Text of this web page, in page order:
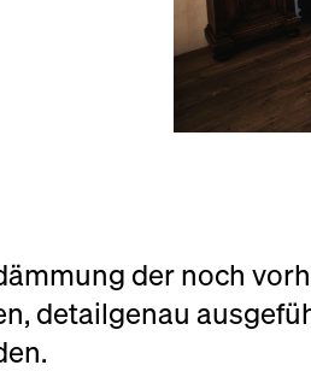
der noch
detailgenau